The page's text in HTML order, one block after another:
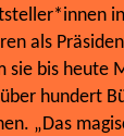
als
sie bis heute
hundert
„Das